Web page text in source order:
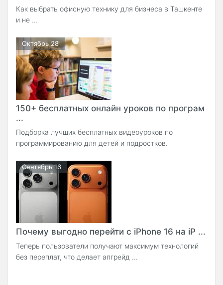
Как выбрать офисную технику для бизнеса в Ташкенте
и не ...
Октябрь 28
150+ бесплатных онлайн уроков по програм
...
Подборка лучших бесплатных видеоуроков по
программированию для детей и подростков.
Сентябрь 16
Почему выгодно перейти с iPhone 16 на iP ...
Теперь пользователи получают максимум технологий
без переплат, что делает апгрейд ...